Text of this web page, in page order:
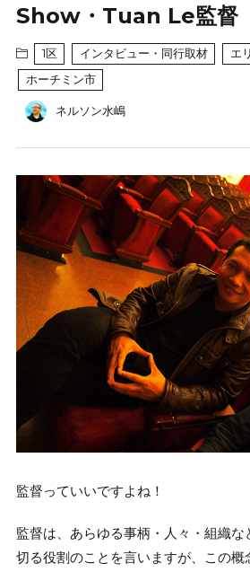
Show・Tuan Le監督
1区 インタビュー・同行取材 エ
ホーチミン市
ネルソン水嶋
監督っていいですよね！
監督は、あらゆる事柄・人々・組織
切る役割のことを言いますが、この